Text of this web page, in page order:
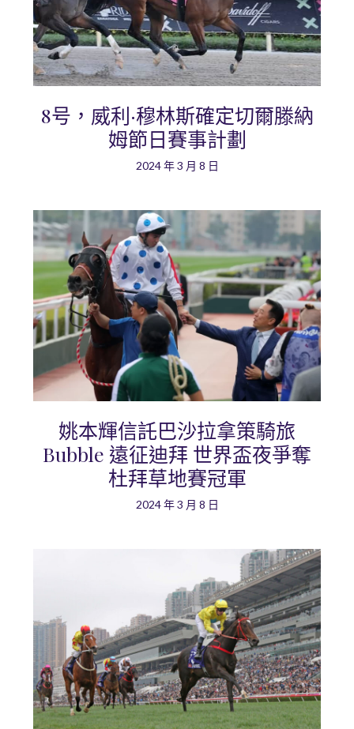
8号，威利·穆林斯確定切爾滕納
姆節日賽事計劃
2024 年 3 月 8 日
姚本輝信託巴沙拉拿策騎旅
Bubble 遠征迪拜 世界盃夜爭奪
杜拜草地賽冠軍
2024 年 3 月 8 日